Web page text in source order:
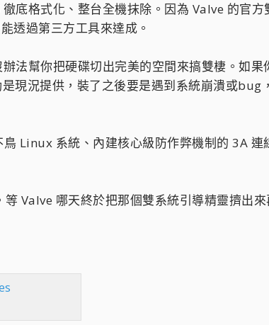
底格式化、整台全機抹除。因為 Valve 的官
透過第三方工具來達成。
法幫你把硬碟切出完美的空間來搞雙棲。如
現況提供，裝了之後要是遇到系統崩潰或bug
Linux 系統、內建核心級防作弊機制的 3A 連
Valve 哪天終於把那個雙系統引導精靈擠出來